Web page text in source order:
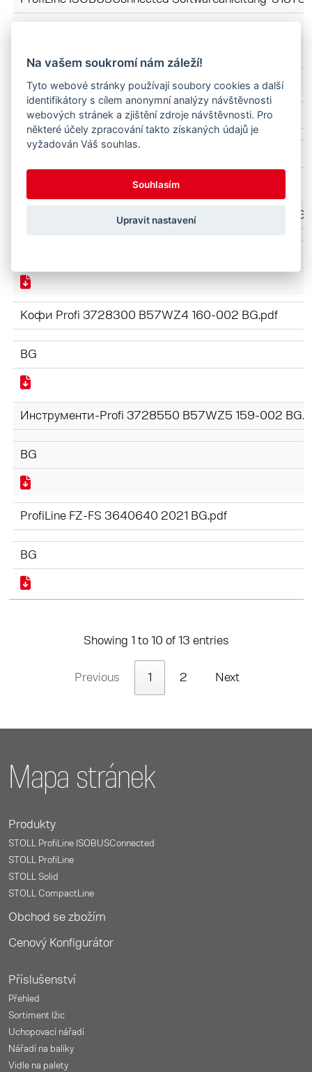
ProfiLine FZ-FS 3620-4842 3745050-2025 BG.pdf
BG
Инструменти-Profi 3724270 B57WZ2 099-003
Кофи Profi 3728300 B57WZ4 160-002 BG.pdf
BG
Инструменти-Profi 3728550 B57WZ5 159-002
BG
ProfiLine FZ-FS 3640640 2021 BG.pdf
BG
Showing 1 to 10 of 13 entries
Previous 1 2 Next
Mapa stránek
Produkty
STOLL ProfiLine ISOBUSConnected
STOLL ProfiLine
STOLL Solid
STOLL CompactLine
Obchod se zbožím
Cenový Konfigurátor
Příslušenství
Přehled
Sortiment lžic
Uchopovací nářadí
Nářadí na balíky
Vidle na palety
Na vašem soukromí nám záleží!
Tyto webové stránky používají soubory cookies a další
identifikátory s cílem anonymní analýzy návštěvnosti
webových stránek a zjištění zdroje návštěvnosti. Pro
některé účely zpracování takto získaných údajů je
vyžadován Váš souhlas.
Souhlasím
Upravit nastavení